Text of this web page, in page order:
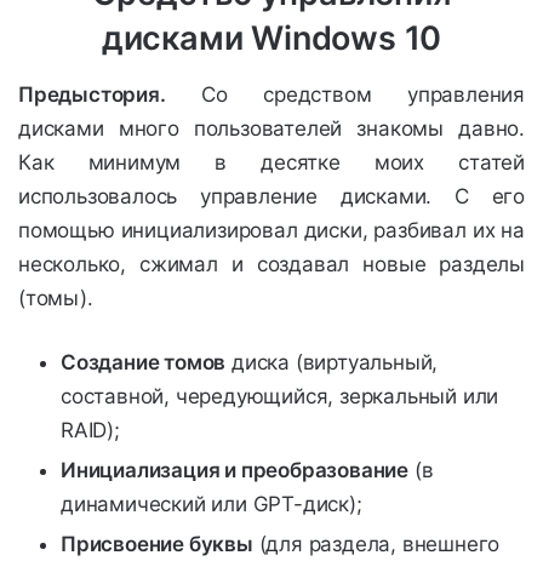
дисками Windows 10
Предыстория. Со средством управления
дисками много пользователей знакомы давно.
Как минимум в десятке моих статей
использовалось управление дисками. С его
помощью инициализировал диски, разбивал их на
несколько, сжимал и создавал новые разделы
(томы).
Создание томов диска (виртуальный,
составной, чередующийся, зеркальный или
RAID);
Инициализация и преобразование (в
динамический или GPT-диск);
Присвоение буквы (для раздела, внешнего